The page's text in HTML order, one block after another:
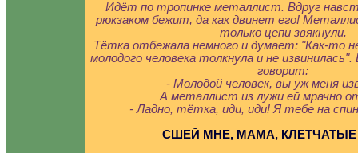
Идёт по тропинке металлист. Вдруг
рюкзаком бежит, да как двинет его!
только цепи звякнули.
Тётка отбежала немного и думает: "Как-то
молодого человека толкнула и не
говорит:
- Молодой человек, вы уж меня
А металлист из лужи ей мрачно
- Ладно, тётка, иди, иди! Я тебе на
СШЕЙ МНЕ, МАМА,